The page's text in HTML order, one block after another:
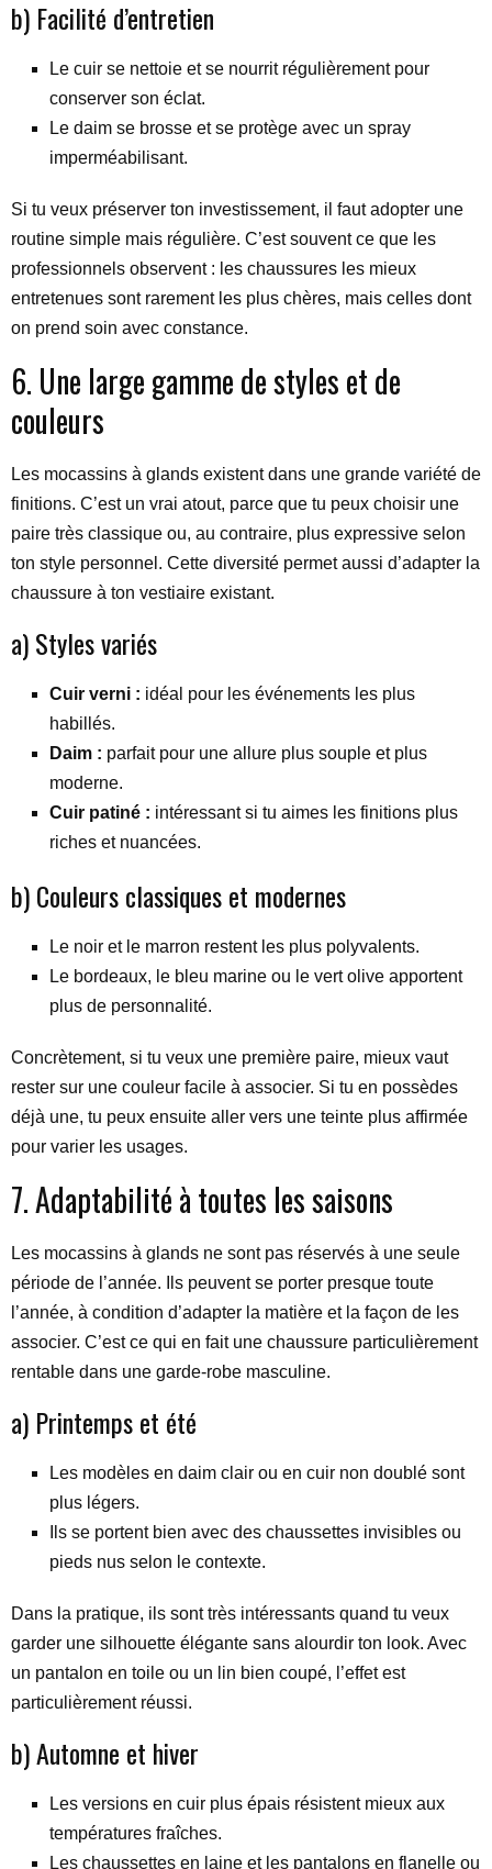
b) Facilité d’entretien
Le cuir se nettoie et se nourrit régulièrement pour
conserver son éclat.
Le daim se brosse et se protège avec un spray
imperméabilisant.
Si tu veux préserver ton investissement, il faut adopter une
routine simple mais régulière. C’est souvent ce que les
professionnels observent : les chaussures les mieux
entretenues sont rarement les plus chères, mais celles dont
on prend soin avec constance.
6. Une large gamme de styles et de
couleurs
Les mocassins à glands existent dans une grande variété de
finitions. C’est un vrai atout, parce que tu peux choisir une
paire très classique ou, au contraire, plus expressive selon
ton style personnel. Cette diversité permet aussi d’adapter la
chaussure à ton vestiaire existant.
a) Styles variés
Cuir verni : idéal pour les événements les plus
habillés.
Daim : parfait pour une allure plus souple et plus
moderne.
Cuir patiné : intéressant si tu aimes les finitions plus
riches et nuancées.
b) Couleurs classiques et modernes
Le noir et le marron restent les plus polyvalents.
Le bordeaux, le bleu marine ou le vert olive apportent
plus de personnalité.
Concrètement, si tu veux une première paire, mieux vaut
rester sur une couleur facile à associer. Si tu en possèdes
déjà une, tu peux ensuite aller vers une teinte plus affirmée
pour varier les usages.
7. Adaptabilité à toutes les saisons
Les mocassins à glands ne sont pas réservés à une seule
période de l’année. Ils peuvent se porter presque toute
l’année, à condition d’adapter la matière et la façon de les
associer. C’est ce qui en fait une chaussure particulièrement
rentable dans une garde-robe masculine.
a) Printemps et été
Les modèles en daim clair ou en cuir non doublé sont
plus légers.
Ils se portent bien avec des chaussettes invisibles ou
pieds nus selon le contexte.
Dans la pratique, ils sont très intéressants quand tu veux
garder une silhouette élégante sans alourdir ton look. Avec
un pantalon en toile ou un lin bien coupé, l’effet est
particulièrement réussi.
b) Automne et hiver
Les versions en cuir plus épais résistent mieux aux
températures fraîches.
Les chaussettes en laine et les pantalons en flanelle ou